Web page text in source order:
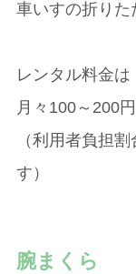
車いすの折りた
レンタル料金は
月々100～200
（利用者負担
す）
腕まくら